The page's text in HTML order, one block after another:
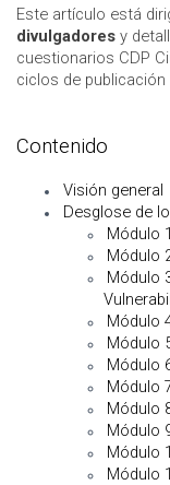
Este artículo está
divulgadores y
cuestionarios CDP
ciclos de publicación
Contenido
Visión general
Desglose de
Módulo
Módulo
Módulo
Módulo
Módulo
Módulo
Módulo
Módulo
Módulo
Módulo
Módulo